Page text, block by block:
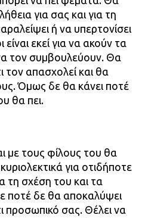
για σας και για τη
ή να υπερτονίσει
είναι εκεί για να ακούν τα
τον συμβουλεύουν. Θα
τον απασχολεί και θα
Όμως δε θα κάνει ποτέ
θα πει.
με τους φίλους του θα
για οτιδήποτε
τη σχέση του και τα
ποτέ δε θα αποκαλύψει
προσωπικό σας. Θέλει να